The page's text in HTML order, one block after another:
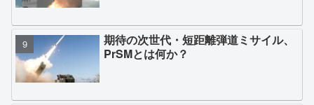
期待の次世代・短距離弾道ミサイル、
PrSMとは何か？